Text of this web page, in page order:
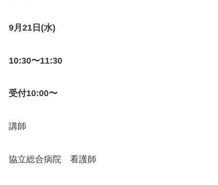
9月21日(水)
10:30〜11:30
受付10:00〜
講師
協立総合病院 看護師